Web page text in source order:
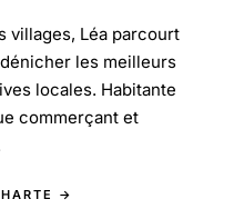
villages, Léa parcourt
les meilleurs
locales. Habitante
commerçant et
→